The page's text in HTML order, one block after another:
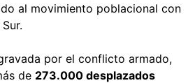
al movimiento poblacional con
por el conflicto armado,
de 273.000 desplazados